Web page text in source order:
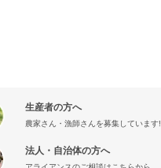
生産者の方へ
農家さん・漁師さんを募集しています!
法人・自治体の方へ